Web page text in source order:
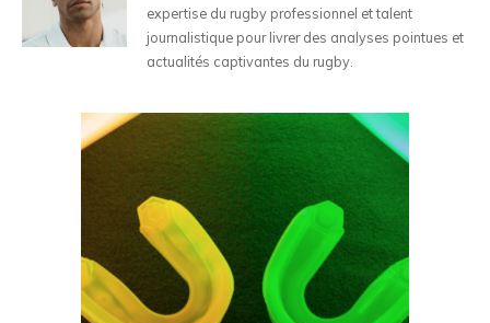
expertise du rugby professionnel et talent
journalistique pour livrer des analyses pointues et
actualités captivantes du rugby.